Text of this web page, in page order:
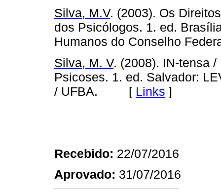
Silva, M.V. (2003). Os
dos Psicólogos. 1. ed.
Humanos do Conselho
Silva, M. V. (2008). IN-tensa
Psicoses. 1. ed. Salvador:
/ UFBA. [ Links ]
Recebido: 22/07/2016
Aprovado: 31/07/2016